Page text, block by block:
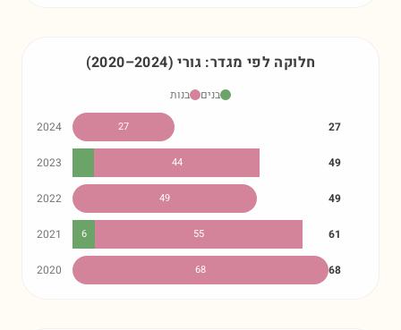
חלוקה לפי מגדר: גורי (2020–2024)
בנים
בנות
2024
27 27
2023 44 49
2022 49 49
2021 6 55 61
2020 68 68